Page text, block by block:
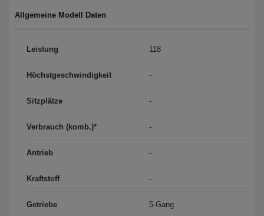
Allgemeine Modell Daten
Leistung 118
Höchst­geschwindigkeit -
Sitzplätze -
Verbrauch (komb.)* -
Antrieb -
Kraftstoff -
Getriebe 5-Gang